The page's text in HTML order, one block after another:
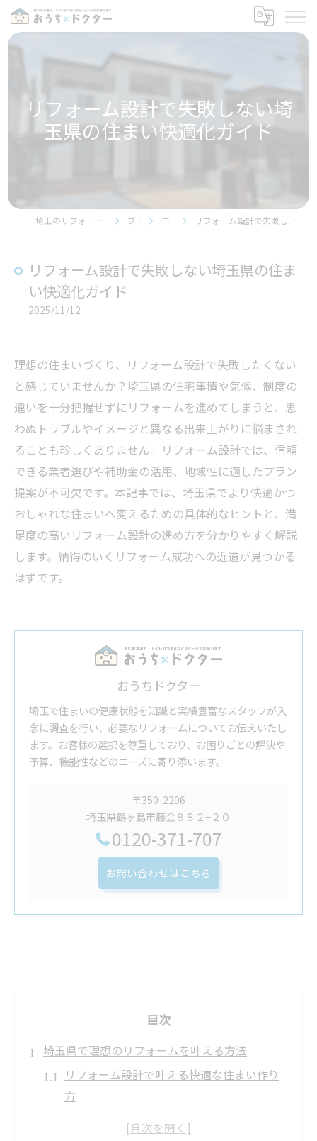
リフォーム設計で失敗しない埼
玉県の住まい快適化ガイド
埼玉のリフォームならおうちドクター ブログ コラム リフォーム設計で失敗しない埼玉県の住まい快適化ガイド
リフォーム設計で失敗しない埼玉県の住ま
い快適化ガイド
2025/11/12
理想の住まいづくり、リフォーム設計で失敗したくない
と感じていませんか？埼玉県の住宅事情や気候、制度の
違いを十分把握せずにリフォームを進めてしまうと、思
わぬトラブルやイメージと異なる出来上がりに悩まされ
ることも珍しくありません。リフォーム設計では、信頼
できる業者選びや補助金の活用、地域性に適したプラン
提案が不可欠です。本記事では、埼玉県でより快適かつ
おしゃれな住まいへ変えるための具体的なヒントと、満
足度の高いリフォーム設計の進め方を分かりやすく解説
します。納得のいくリフォーム成功への近道が見つかる
はずです。
おうちドクター
埼玉で住まいの健康状態を知識と実績豊富なスタッフが入
念に調査を行い、必要なリフォームについてお伝えいたし
ます。お客様の選択を尊重しており、お困りごとの解決や
予算、機能性などのニーズに寄り添います。
〒350-2206
埼玉県鶴ヶ島市藤金８８２−２０
0120-371-707
お問い合わせはこちら
目次
埼玉県で理想のリフォームを叶える方法
リフォーム設計で叶える快適な住まい作り
方
埼玉県リフォームで重要なポイントを解説